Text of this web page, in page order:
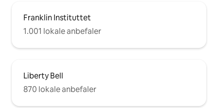
Franklin Instituttet
1.001 lokale anbefaler
Liberty Bell
870 lokale anbefaler